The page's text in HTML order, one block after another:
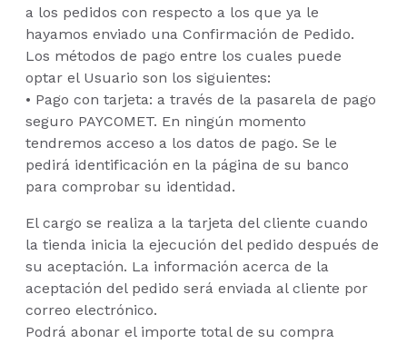
a los pedidos con respecto a los que ya le
hayamos enviado una Confirmación de Pedido.
Los métodos de pago entre los cuales puede
optar el Usuario son los siguientes:
• Pago con tarjeta: a través de la pasarela de pago
seguro PAYCOMET. En ningún momento
tendremos acceso a los datos de pago. Se le
pedirá identificación en la página de su banco
para comprobar su identidad.
El cargo se realiza a la tarjeta del cliente cuando
la tienda inicia la ejecución del pedido después de
su aceptación. La información acerca de la
aceptación del pedido será enviada al cliente por
correo electrónico.
Podrá abonar el importe total de su compra